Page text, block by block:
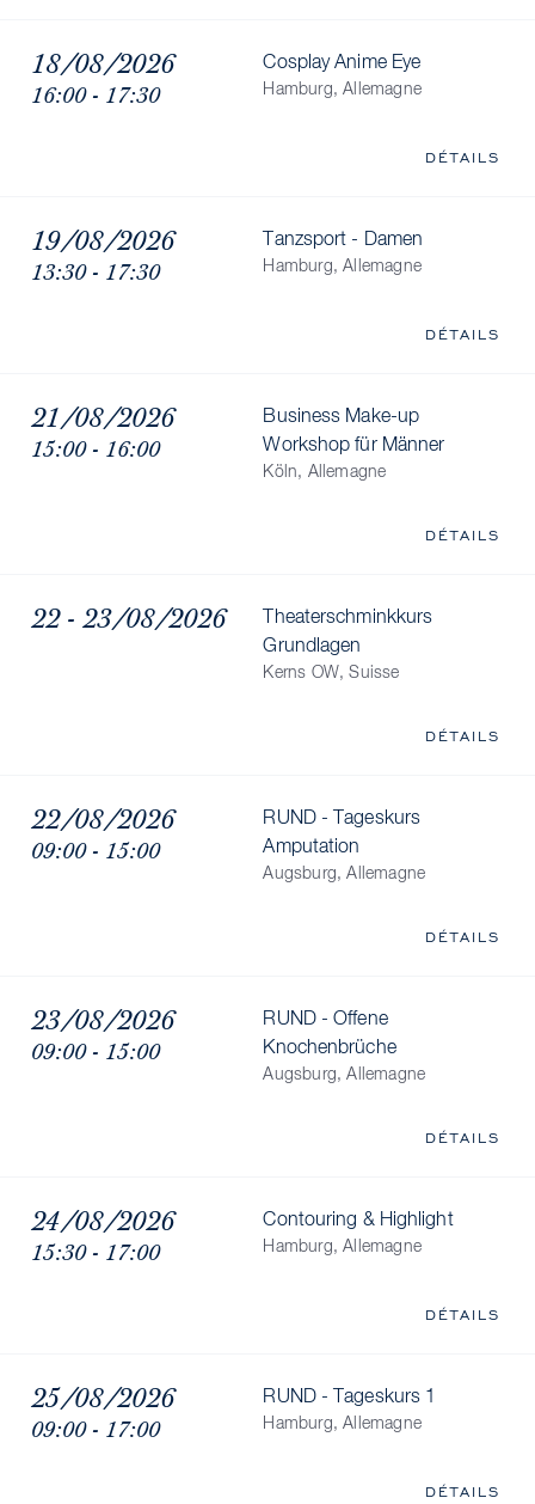
18/08/2026
16:00 - 17:30
Cosplay Anime Eye
Hamburg, Allemagne
DÉTAILS
19/08/2026
13:30 - 17:30
Tanzsport - Damen
Hamburg, Allemagne
DÉTAILS
21/08/2026
15:00 - 16:00
Business Make-up
Workshop für Männer
Köln, Allemagne
DÉTAILS
22 - 23/08/2026
Theaterschminkkurs
Grundlagen
Kerns OW, Suisse
DÉTAILS
22/08/2026
09:00 - 15:00
RUND - Tageskurs
Amputation
Augsburg, Allemagne
DÉTAILS
23/08/2026
09:00 - 15:00
RUND - Offene
Knochenbrüche
Augsburg, Allemagne
DÉTAILS
24/08/2026
15:30 - 17:00
Contouring & Highlight
Hamburg, Allemagne
DÉTAILS
25/08/2026
09:00 - 17:00
RUND - Tageskurs 1
Hamburg, Allemagne
DÉTAILS